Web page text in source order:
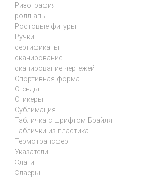
Ризография
ролл-апы
Ростовые фигуры
Ручки
сертификаты
сканирование
сканирование чертежей
Спортивная форма
Стенды
Стикеры
Сублимация
Табличка с шрифтом Брайля
Таблички из пластика
Термотрансфер
Указатели
Флаги
Флаеры